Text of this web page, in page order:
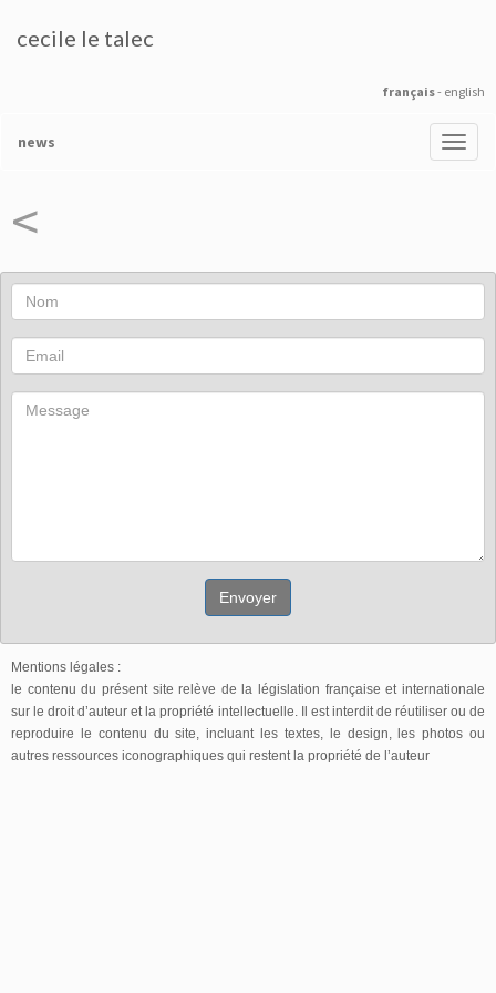
cecile le talec
français- english
news
<
Envoyer
Mentions légales :
le contenu du présent site relève de la législation française et internationale
sur le droit d’auteur et la propriété intellectuelle. Il est interdit de réutiliser ou de
reproduire le contenu du site, incluant les textes, le design, les photos ou
autres ressources iconographiques qui restent la propriété de l’auteur